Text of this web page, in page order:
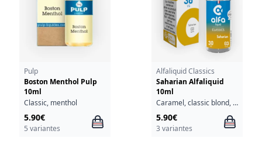
Pulp
Boston Menthol Pulp
10ml
Classic, menthol
5.90€
5 variantes
Alfaliquid Classics
Saharian Alfaliquid
10ml
Caramel, classic blond, chocolat, noix, sirop d'érable, vanille
5.90€
3 variantes